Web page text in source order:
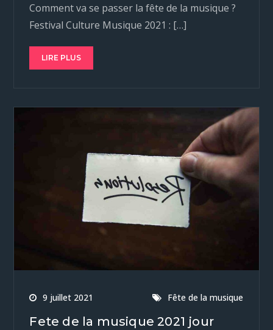
Comment va se passer la fête de la musique ?
Festival Culture Musique 2021 : […]
LIRE PLUS
9 juillet 2021 Fête de la musique
Fete de la musique 2021 jour